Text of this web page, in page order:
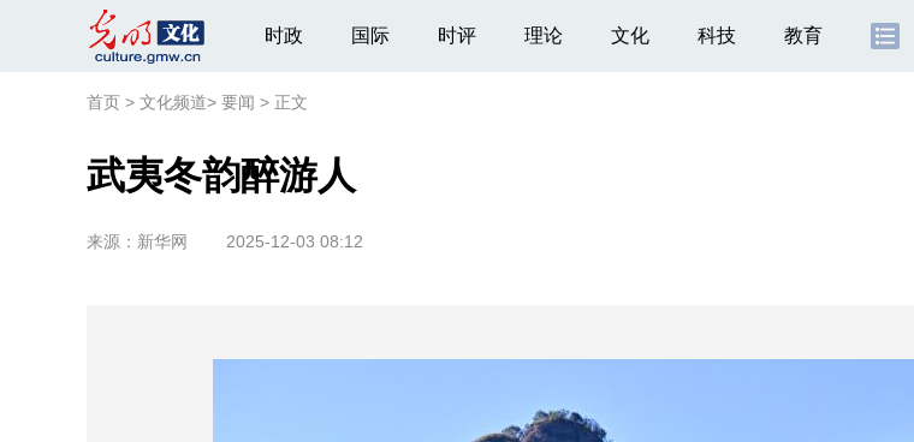
时政 国际 时评 理论 文化 科技 教育
首页 > 文化频道> 要闻 > 正文
武夷冬韵醉游人
来源： 新华网 2025-12-03 08:12